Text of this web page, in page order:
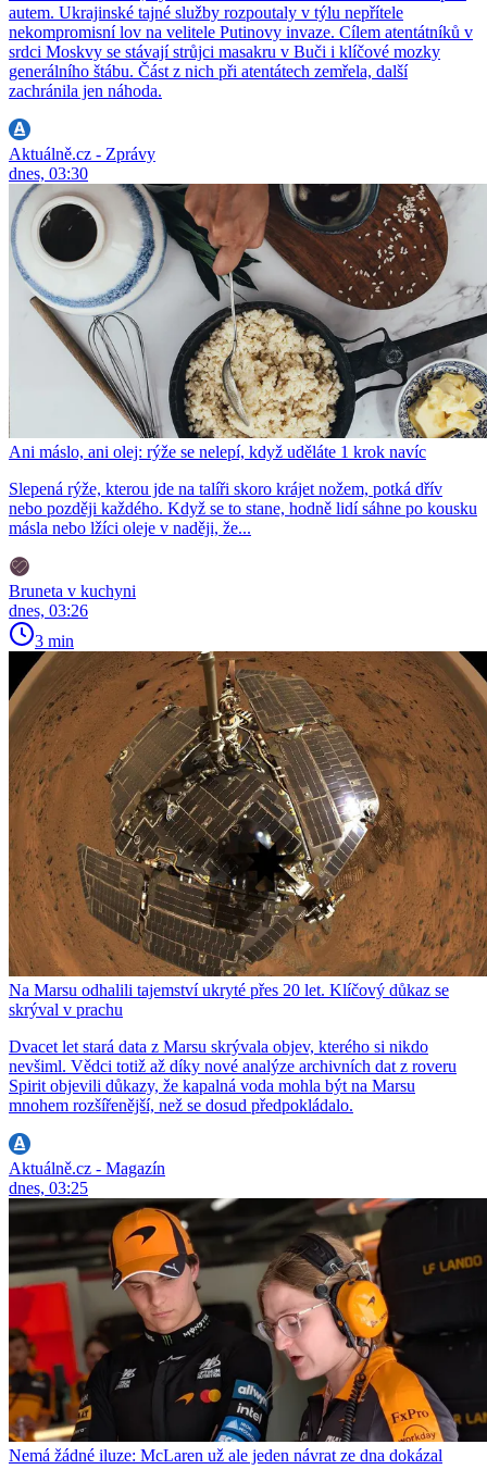
autem. Ukrajinské tajné služby rozpoutaly v týlu nepřítele
nekompromisní lov na velitele Putinovy invaze. Cílem atentátníků v
srdci Moskvy se stávají strůjci masakru v Buči i klíčové mozky
generálního štábu. Část z nich při atentátech zemřela, další
zachránila jen náhoda.
Aktuálně.cz - Zprávy
dnes, 03:30
Ani máslo, ani olej: rýže se nelepí, když uděláte 1 krok navíc
Slepená rýže, kterou jde na talíři skoro krájet nožem, potká dřív
nebo později každého. Když se to stane, hodně lidí sáhne po kousku
másla nebo lžíci oleje v naději, že...
Bruneta v kuchyni
dnes, 03:26
3 min
Na Marsu odhalili tajemství ukryté přes 20 let. Klíčový důkaz se
skrýval v prachu
Dvacet let stará data z Marsu skrývala objev, kterého si nikdo
nevšiml. Vědci totiž až díky nové analýze archivních dat z roveru
Spirit objevili důkazy, že kapalná voda mohla být na Marsu
mnohem rozšířenější, než se dosud předpokládalo.
Aktuálně.cz - Magazín
dnes, 03:25
Nemá žádné iluze: McLaren už ale jeden návrat ze dna dokázal